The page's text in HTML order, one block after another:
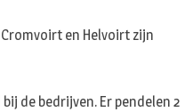
en Helvoirt zijn
de bedrijven. Er pendelen 2
o